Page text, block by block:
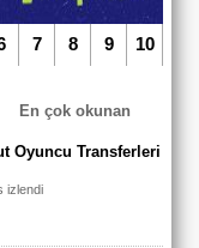
7 8 9 10
En çok okunan
Oyuncu Transferleri
izlendi